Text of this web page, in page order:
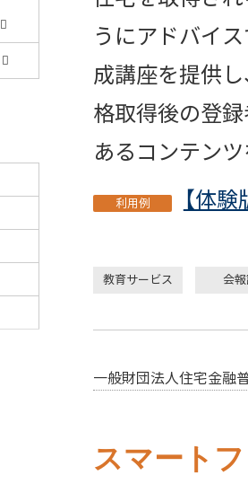
うにアドバイ
成講座を提供
格取得後の登録
あるコンテン
利用例 【体
教育サービス 会
一般財団法人住宅金融
スマート